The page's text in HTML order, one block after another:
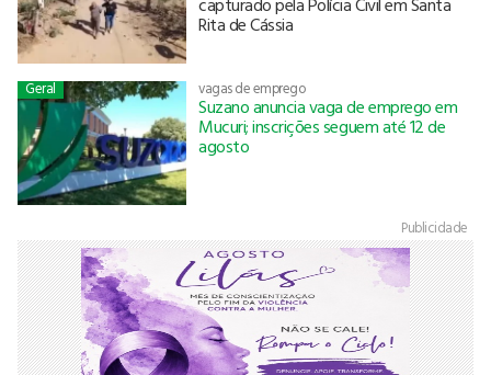
Rita de Cássia
Geral vagas de emprego
Suzano anuncia vaga de emprego em
Mucuri; inscrições seguem até 12 de
agosto
Publicidade